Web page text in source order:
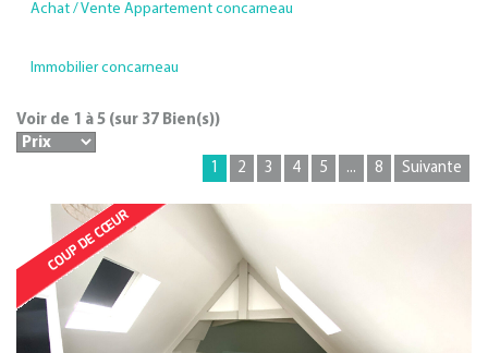
Achat / Vente Appartement concarneau
Immobilier concarneau
Voir de 1 à 5 (sur 37 Bien(s))
1 2 3 4 5 ... 8 Suivante